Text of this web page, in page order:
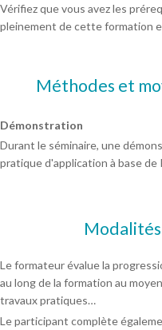
Vérifiez que vous avez les
pleinement de cette formation
Méthodes et
Démonstration
Durant le séminaire, une
pratique d'application à base de
Le formateur évalue la
au long de la formation au
travaux pratiques…
Le participant complète